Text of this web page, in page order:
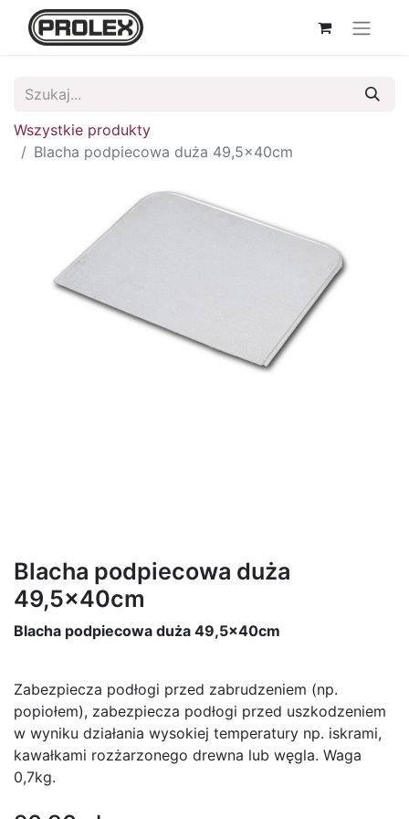
Wszystkie produkty
Blacha podpiecowa duża 49,5x40cm
Blacha podpiecowa duża
49,5x40cm
Blacha podpiecowa duża 49,5x40cm
Zabezpiecza podłogi przed zabrudzeniem (np.
popiołem), zabezpiecza podłogi przed uszkodzeniem
w wyniku działania wysokiej temperatury np. iskrami,
kawałkami rozżarzonego drewna lub węgla. Waga
0,7kg.